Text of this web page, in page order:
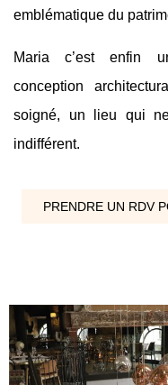
emblématique du
Maria c’est enfin
conception
soigné, un lieu qui
indifférent.
PRENDRE UN RDV